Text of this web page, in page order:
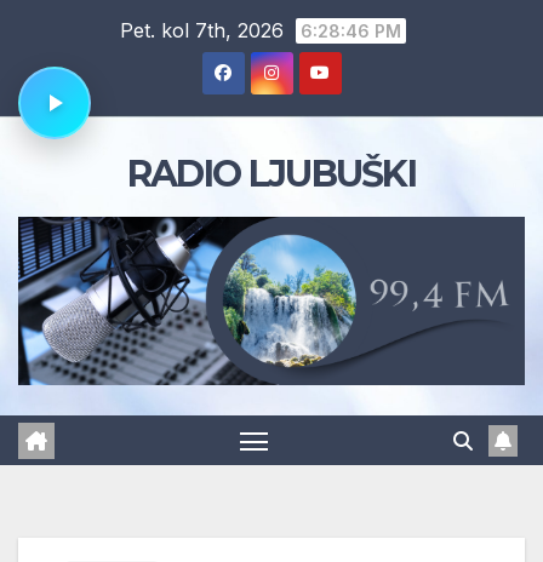
content
Pet. kol 7th, 2026 6:28:47 PM
RADIO LJUBUŠKI